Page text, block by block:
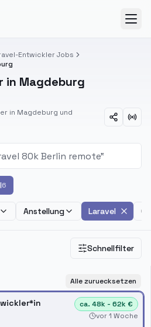
Entwickler Jobs
in Magdeburg
in Magdeburg und
6
Anstellung Laravel
Schnellfilter
Alle zuruecksetzen
ca. 48k - 62k €
vor 1 Woche